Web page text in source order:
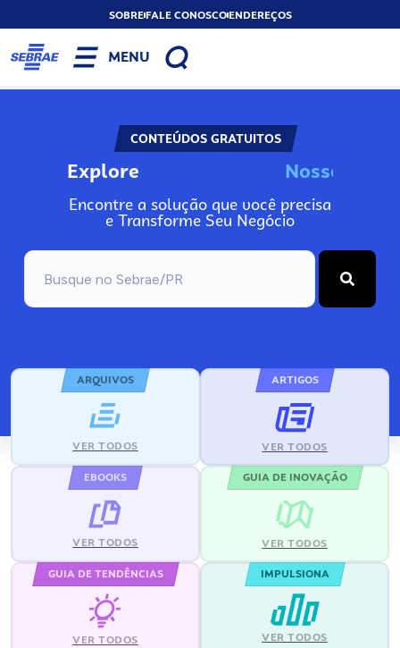
SOBREFALE CONOSCOENDEREÇOS
MENU
CONTEÚDOS GRATUITOS
Explore Nosso
Encontre a solução que você precisa
e Transforme Seu Negócio
ARQUIVOS
VER TODOS
ARTIGOS
VER TODOS
EBOOKS
VER TODOS
GUIA DE INOVAÇÃO
VER TODOS
GUIA DE TENDÊNCIAS
VER TODOS
IMPULSIONA
VER TODOS